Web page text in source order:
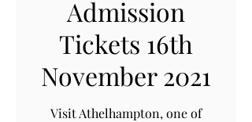
Admission
Tickets 16th
November 2021
Visit Athelhampton, one of